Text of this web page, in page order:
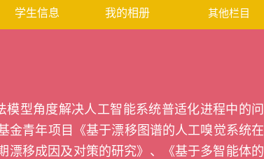
学生信息 我的相册 其他栏目
型角度解决人工智能系统普适化进程中的问
金青年项目《基于漂移图谱的人工嗅觉系统在
漂移成因及对策的研究》、《基于多智能体的